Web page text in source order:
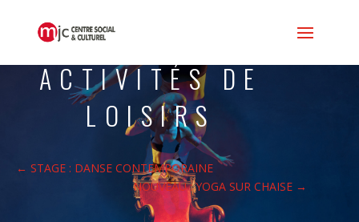
ACTIVITÉS DE
LOISIRS
←STAGE : DANSE CONTEMPORAINE
NOUVEAU : YOGA SUR CHAISE →